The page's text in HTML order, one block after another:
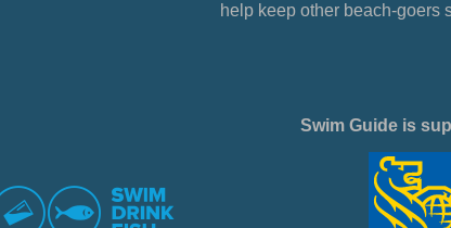
help keep other beach-goers
Swim Guide is